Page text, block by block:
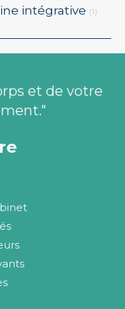
intégrative (1)
et de votre